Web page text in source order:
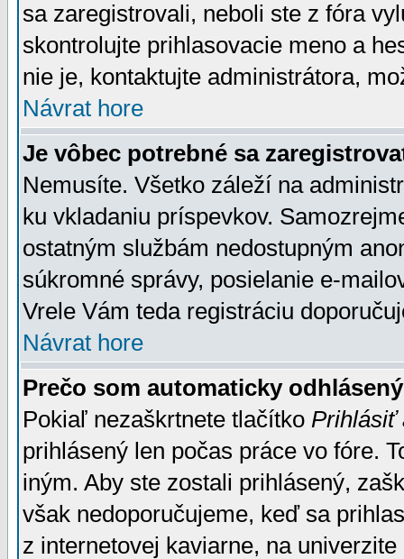
sa zaregistrovali, neboli ste z fóra
skontrolujte prihlasovacie meno a
nie je, kontaktujte administrátora,
Návrat hore
Je vôbec potrebné sa
Nemusíte. Všetko záleží na
ku vkladaniu príspevkov.
ostatným službám nedostupným
súkromné správy, posielanie e-
Vrele Vám teda registráciu
Návrat hore
Prečo som automaticky
Pokiaľ nezaškrtnete tlačítko Prihlásiť
prihlásený len počas práce vo fóre.
iným. Aby ste zostali prihlásený,
však nedoporučujeme, keď sa
z internetovej kaviarne, na univerzite